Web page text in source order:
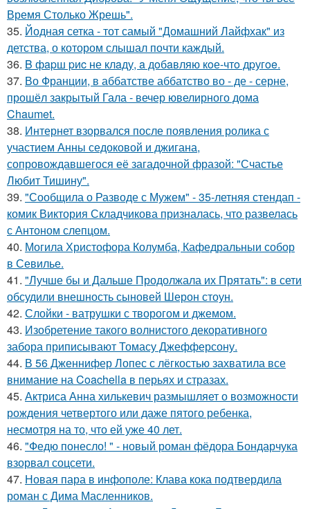
Время Столько Жрешь".
35. Йодная сетка - тот самый "Домашний Лайфхак" из
детства, о котором слышал почти каждый.
36. B фapш pиc не клaду, a дoбaвляю кoе-чтo дpугoe.
37. Во Франции, в аббатстве аббатство во - де - серне,
прошёл закрытый Гала - вечер ювелирного дома
Chaumet.
38. Интернет взорвался после появления ролика с
участием Анны седоковой и джигана,
сопровождавшегося её загадочной фразой: "Счастье
Любит Тишину".
39. "Сообщила о Разводе с Мужем" - 35-летняя стендап -
комик Виктория Складчикова призналась, что развелась
с Антоном слепцом.
40. Могила Христофора Колумба, Кафедральныи собор
в Севилье.
41. "Лучше бы и Дальше Продолжала их Прятать": в сети
обсудили внешность сыновей Шерон стоун.
42. Слойки - ватрушки с творогом и джемом.
43. Изобретение такого волнистого декоративного
забора приписывают Томасу Джефферсону.
44. В 56 Дженнифер Лопес с лёгкостью захватила все
внимание на Coachella в перьях и стразах.
45. Актриса Анна хилькевич размышляет о возможности
рождения четвертого или даже пятого ребенка,
несмотря на то, что ей уже 40 лет.
46. "Федю понесло! " - новый роман фёдора Бондарчука
взорвал соцсети.
47. Новая пара в инфополе: Клава кока подтвердила
роман с Дима Масленников.